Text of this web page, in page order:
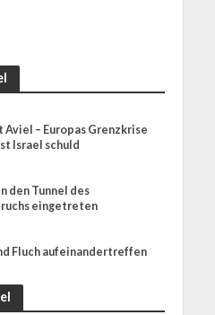
Aviel – Europas Grenzkrise
Israel schuld
den Tunnel des
eingetreten
Fluch aufeinandertreffen